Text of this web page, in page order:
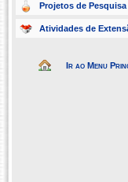
Projetos de Pesquisa
Atividades de
Ir ao Menu